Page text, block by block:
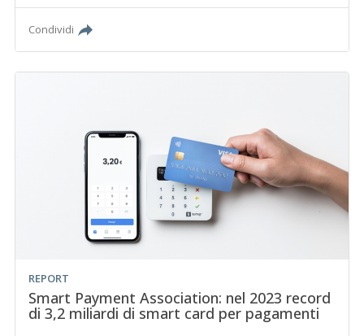
Condividi
REPORT
Smart Payment Association: nel 2023 record
di 3,2 miliardi di smart card per pagamenti